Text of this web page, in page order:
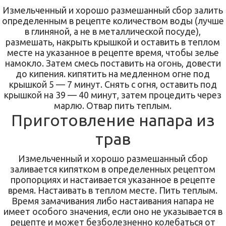
Измельченный и хорошо размешанный сбор залить
определенным в рецепте количеством воды (лучше
в глиняной, а не в металлической посуде),
размешать, накрыть крышкой и оставить в теплом
месте на указанное в рецепте время, чтобы зелье
намокло. Затем смесь поставить на огонь, довести
до кипения. кипятить на медленном огне под
крышкой 5 — 7 минут. Снять с огня, оставить под
крышкой на 39 — 40 минут, затем процедить через
марлю. Отвар пить теплым.
Приготовление напара из
трав
Измельченный и хорошо размешанный сбор
заливается кипятком в определенных рецептом
пропорциях и настаивается указанное в рецепте
время. Настаивать в теплом месте. Пить теплым.
Время замачивания либо настаивания напара не
имеет особого значения, если оно не указывается в
рецепте и может безболезненно колебаться от